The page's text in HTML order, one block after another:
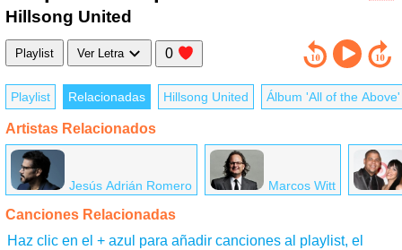
Hillsong United
Playlist Ver Letra 0
Playlist Relacionadas Hillsong United Álbum 'All of the Above'
Artistas Relacionados
Jesús Adrián Romero Marcos Witt
Canciones Relacionadas
Haz clic en el + azul para añadir canciones al playlist, el